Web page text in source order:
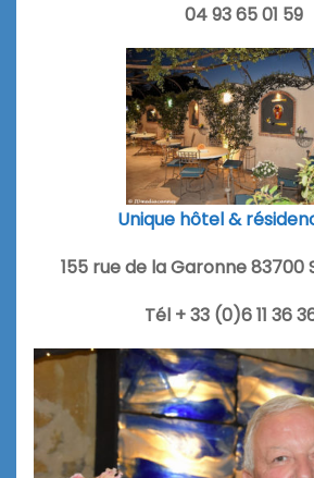
04 93 65 01 59
Unique hôtel &
155 rue de la Garonne 83700
Tél + 33 (0)6 11 36